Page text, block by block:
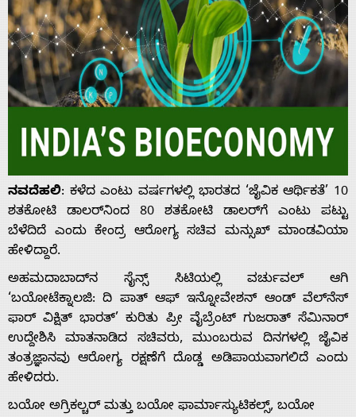
Home
ನವದೆಹಲಿ: ಕಳೆದ ಎಂಟು ವರ್ಷಗಳಲ್ಲಿ ಭಾರತದ ‘ಜೈವಿಕ ಆರ್ಥಿಕತೆ’ 10
ಶತಕೋಟಿ ಡಾಲರ್‌ನಿಂದ 80 ಶತಕೋಟಿ ಡಾಲರ್‌ಗೆ ಎಂಟು ಪಟ್ಟು
ಬೆಳೆದಿದೆ ಎಂದು ಕೇಂದ್ರ ಆರೋಗ್ಯ ಸಚಿವ ಮನ್ಸುಖ್ ಮಾಂಡವಿಯಾ
ಹೇಳಿದ್ದಾರೆ.
ಅಹಮದಾಬಾದ್‌ನ ಸೈನ್ಸ್ ಸಿಟಿಯಲ್ಲಿ ವರ್ಚುವಲ್‌ ಆಗಿ
‘ಬಯೋಟೆಕ್ನಾಲಜಿ: ದಿ ಪಾತ್ ಆಫ್ ಇನ್ನೋವೇಶನ್ ಆಂಡ್ ವೆಲ್‌ನೆಸ್‌
ಫಾರ್‌ ವಿಕ್ಷಿತ್‌ ಭಾರತ್’ ಕುರಿತು ಪ್ರೀ ವೈಬ್ರೆಂಟ್ ಗುಜರಾತ್ ಸೆಮಿನಾರ್
ಉದ್ದೇಶಿಸಿ ಮಾತನಾಡಿದ ಸಚಿವರು, ಮುಂಬರುವ ದಿನಗಳಲ್ಲಿ ಜೈವಿಕ
ತಂತ್ರಜ್ಞಾನವು ಆರೋಗ್ಯ ರಕ್ಷಣೆಗೆ ದೊಡ್ಡ ಅಡಿಪಾಯವಾಗಲಿದೆ ಎಂದು
ಹೇಳಿದರು.
ಬಯೋ ಅಗ್ರಿಕಲ್ಚರ್ ಮತ್ತು ಬಯೋ ಫಾರ್ಮಾಸ್ಯುಟಿಕಲ್ಸ್, ಬಯೋ